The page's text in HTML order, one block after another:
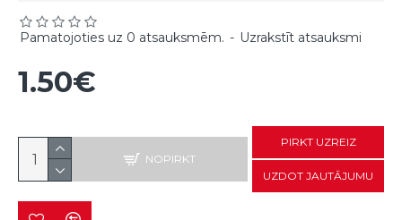
Pamatojoties uz 0 atsauksmēm. - Uzrakstīt atsauksmi
1.50€
NOPIRKT
PIRKT UZREIZ
UZDOT JAUTĀJUMU